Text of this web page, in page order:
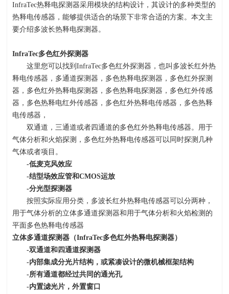
InfraTec热释电探测器采用模块的结构设计，其设计的多种类型的
热释电传感器，能够提供适合的场景下非常合适的方案。本文主
要介绍多波长热释电探测器。
InfraTec多色红外探测器
这里您可以找到InfraTec多色红外探测器，也叫多波长红外热
释电传感器，多通道探测器，多色热释电探测器，多色红外探测
器，多色红外热释电探测器，多色热释电探测器，多色红外传感
器，多色热释电红外传感器，多色红外热释电传感器，多色热释
电传感器，
双通道，三通道或者四通道的多色红外热释电传感器。用于
气体分析和火焰探测，多色红外热释电传感器可以同时探测几种
气体或者项目。
-低麦克风效应
-结型场效应管和CMOS运放
-分光型探测器
按照实际应用分类，多波长红外热释电传感器可以分两种，
用于气体分析的立体多通道探测器和用于气体分析和火焰检测的
平面多色热释电传感器
立体多通道探测器（InfraTec多色红外热释电探测器）
-双通道和四通道探测器
-内部集成分光片结构，或紧凑设计的微机械框架结构
-所有通道都经过共同的通光孔
-内置滤光片，外置窗口